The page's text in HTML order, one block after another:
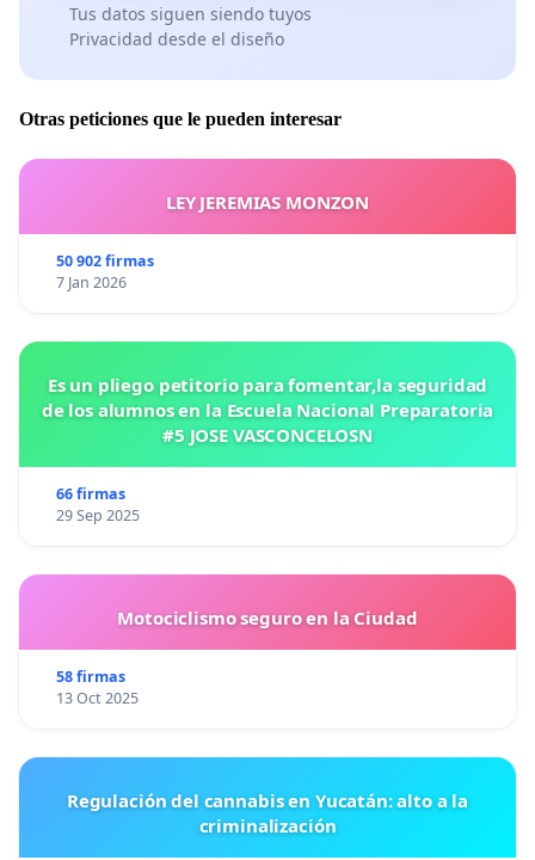
Tus datos siguen siendo tuyos
Privacidad desde el diseño
Otras peticiones que le pueden interesar
LEY JEREMIAS MONZON
50 902 firmas
7 Jan 2026
Es un pliego petitorio para fomentar,la seguridad
de los alumnos en la Escuela Nacional Preparatoria
#5 JOSE VASCONCELOSN
66 firmas
29 Sep 2025
Motociclismo seguro en la Ciudad
58 firmas
13 Oct 2025
Regulación del cannabis en Yucatán: alto a la
criminalización